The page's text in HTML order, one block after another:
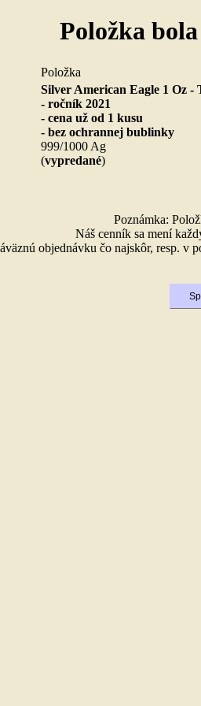
Položka
Silver American Eagle 1 Oz -
- ročník 2021
- cena už od 1 kusu
- bez ochrannej bublinky
999/1000 Ag
(vypredané)
Poznámka:
Náš cenník sa mení
objednávku čo najskôr, resp. v